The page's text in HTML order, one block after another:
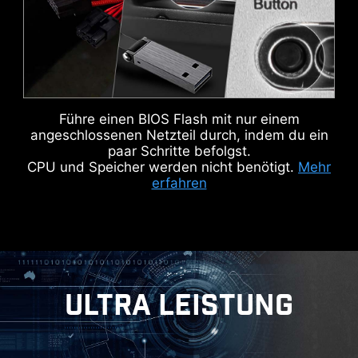
Führe einen BIOS Flash mit nur einem
angeschlossenen Netzteil durch, indem du ein
paar Schritte befolgst.
CPU und Speicher werden nicht benötigt. Mehr
erfahren
KEEP-OUT-ZONE
ZUSÄTZLICHER ARGB-
HEADER
ZUSÄTZLICHER
LÜFTER-HEADER
MSI AI Boost bietet eine dreistufige NPU-
Übertaktung, mit der Benutzer die Leistung der
NPU an ihre spezifischen Bedürfnisse anpassen
können. AI Boost wurde von MSI OC LAB
getestet und kann eine Leistungssteigerung von
bis zu 27 % erzielen.
ULTRA LEISTUNG